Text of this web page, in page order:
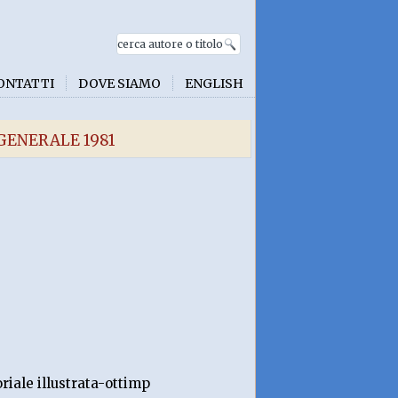
DOVE SIAMO ENGLISH
1981
illustrata-ottimp